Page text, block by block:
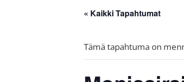
Hengitys
keuhkoahtaumatauti,uniapnea,
« Kaikki Tapahtumat
Tämä tapahtuma on